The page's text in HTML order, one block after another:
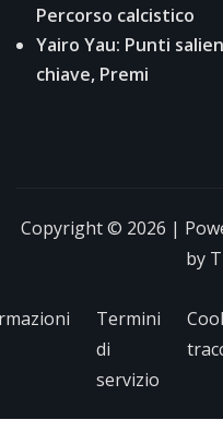
Percorso calcistico
Yairo Yau: Punti
chiave, Premi
Copyright © 2026 |
by
Termini
di
servizio